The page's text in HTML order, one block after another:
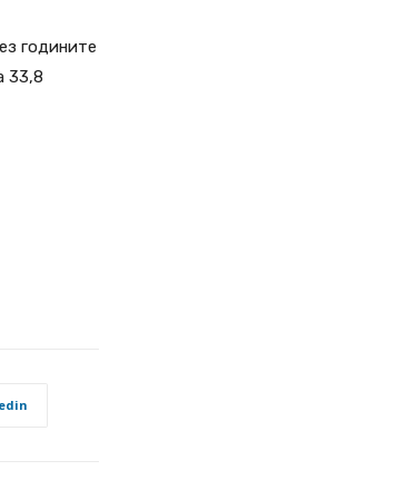
годините
33,8